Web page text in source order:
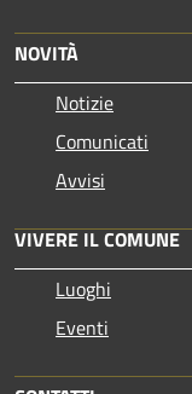
NOVITÀ
Notizie
Comunicati
Avvisi
VIVERE IL COMUNE
Luoghi
Eventi